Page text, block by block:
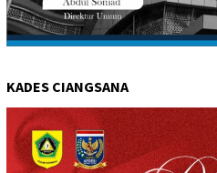
KADES CIANGSANA